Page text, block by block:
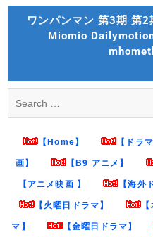
Skip
ワンパンマン 第3期 第
Miomio
for:
【Home】 【ドラ
画】 【B9 アニメ】
【アニメ映画 】 【海外
【火曜日ドラマ】
マ】 【金曜日ドラマ】